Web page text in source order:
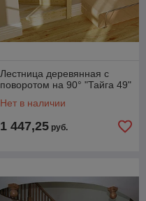
Лестница деревянная с
поворотом на 90° "Тайга 49"
Нет в наличии
1 447,25 руб.